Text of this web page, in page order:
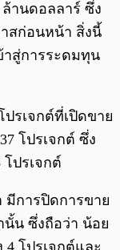
ล้านดอลลาร์ ซึ่ง
สก่อนหน้า สิ่งนี้
าสู่การระดมทุน
ปรเจกต์ที่เปิดขาย
โปรเจกต์ ซึ่ง
ปรเจกต์
มีการปิดการขาย
นั้น ซึ่งถือว่า น้อย